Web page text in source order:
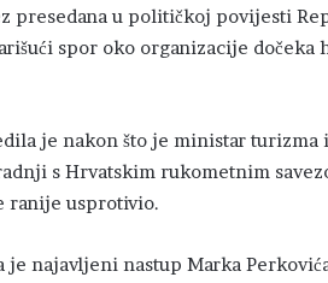
presedana u političkoj povijesti
spor oko organizacije dočeka
je nakon što je ministar turizma
s Hrvatskim rukometnim
ranije usprotivio.
je najavljeni nastup Marka